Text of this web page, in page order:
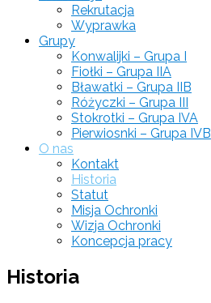
Rekrutacja
Wyprawka
Grupy
Konwalijki – Grupa I
Fiołki – Grupa IIA
Bławatki – Grupa IIB
Różyczki – Grupa III
Stokrotki – Grupa IVA
Pierwiosnki – Grupa IVB
O nas
Kontakt
Historia
Statut
Misja Ochronki
Wizja Ochronki
Koncepcja pracy
Historia